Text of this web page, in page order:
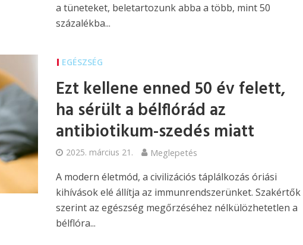
a tüneteket, beletartozunk abba a több, mint 50
százalékba...
EGÉSZSÉG
Ezt kellene enned 50 év felett,
ha sérült a bélflórád az
antibiotikum-szedés miatt
2025. március 21. Meglepetés
A modern életmód, a civilizációs táplálkozás óriási
kihívások elé állítja az immunrendszerünket. Szakértők
szerint az egészség megőrzéséhez nélkülözhetetlen a
bélflóra...